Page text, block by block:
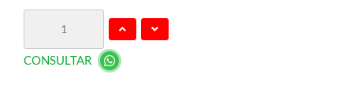
CONSULTAR